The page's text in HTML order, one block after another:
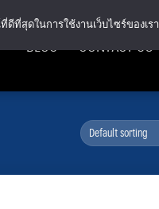
BLOG CONTACT US
ที่สุดในการใช้งานเว็บไซร์ของเรา